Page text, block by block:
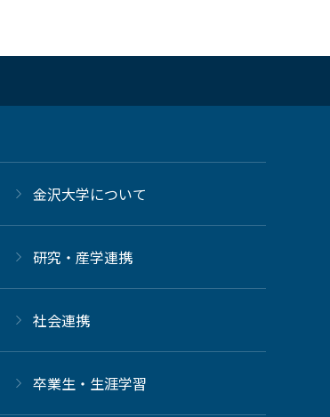
金沢大学について
研究・産学連携
社会連携
卒業生・生涯学習